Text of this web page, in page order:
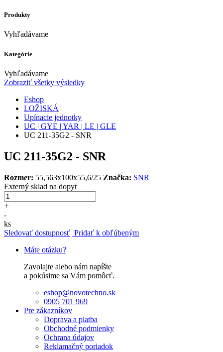
Produkty
Vyhľadávame
Kategórie
Vyhľadávame
Zobraziť všetky výsledky
Eshop
LOŽISKÁ
Upínacie jednotky
UC | GYE | YAR | LE | GLE
UC 211-35G2 - SNR
UC 211-35G2 - SNR
Rozmer: 55,563x100x55,6/25 Značka: SNR
Externý sklad na dopyt
+
-
ks
Sledovať dostupnosť Pridať k obľúbeným
Máte otázku?
Zavolajte alebo nám napíšte
a pokúsime sa Vám pomôcť.
eshop@novotechno.sk
0905 701 969
Pre zákazníkov
Doprava a platba
Obchodné podmienky
Ochrana údajov
Reklamačný poriadok